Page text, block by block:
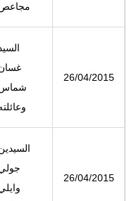
السيد
26/04/2015
26/04/2015